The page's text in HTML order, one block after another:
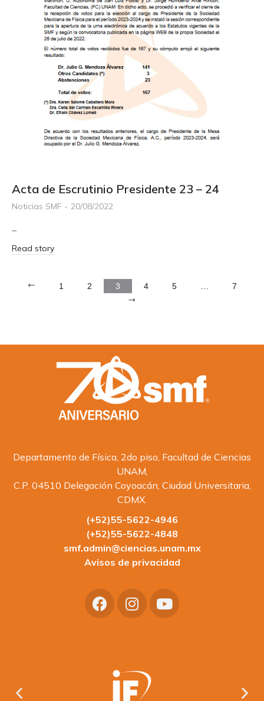
Acta de Escrutinio Presidente 23 – 24
Noticias SMF 20/08/2022
–
Read story
1 2 3 4 5 7
Departamento de Física, 2do piso, Facultad de Ciencias
UNAM,
C.P. 04510 Delegación Coyoacán, Ciudad Universitaria,
CDMX.
(+52)55-5622-4946
(+52)55-5622-4848
smf.admin@ciencias.unam.mx
Avisos de privacidad